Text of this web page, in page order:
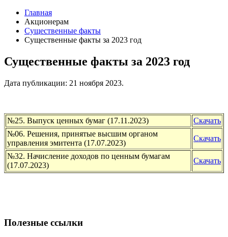
Главная
Акционерам
Существенные факты
Существенные факты за 2023 год
Существенные факты за 2023 год
Дата публикации: 21 ноября 2023.
№25. Выпуск ценных бумаг (17.11.2023)
Скачать
№06. Решения, принятые высшим органом
управления эмитента (17.07.2023)
Скачать
№32. Начисление доходов по ценным бумагам
(17.07.2023)
Скачать
Полезные ссылки